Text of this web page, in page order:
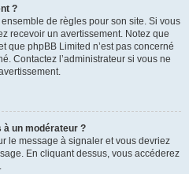
?
de règles pour son site. Si vous
recevoir un avertissement. Notez que
que phpBB Limited n’est pas concerné
Contactez l’administrateur si vous ne
un modérateur ?
le message à signaler et vous devriez
En cliquant dessus, vous accéderez